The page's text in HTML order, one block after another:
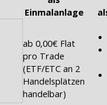
Einmalanlage
ab 0,00€ Flat
pro Trade
(ETF/ETC an 2
Handelsplätzen
handelbar)